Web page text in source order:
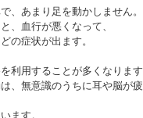
、あまり足を動かしません。
、血行が悪くなって、
の症状が出ます。
利用することが多くなりま
、無意識のうちに耳や脳が
ます。